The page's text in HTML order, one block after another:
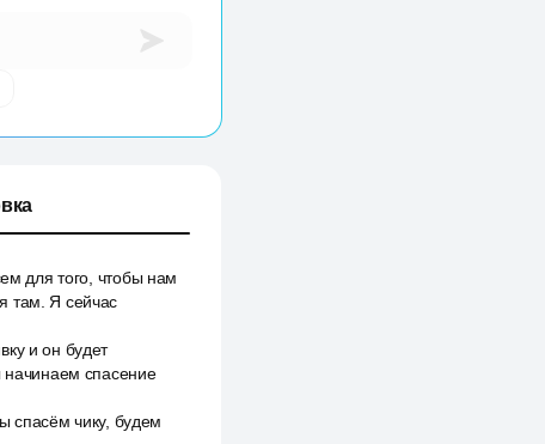
для того, чтобы нам
там. Я сейчас
и он будет
начинаем спасение
спасём чику, будем